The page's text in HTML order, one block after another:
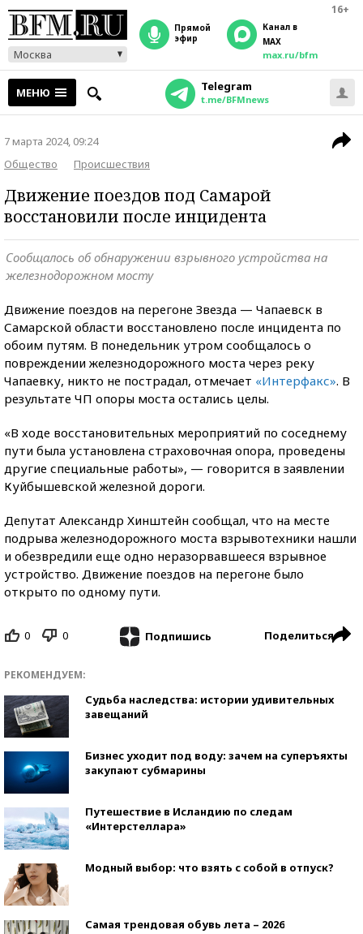
16+
Москва
прямой
эфир
Канал в
MAX
max.ru/bfm
МЕНЮ Telegram
t.me/BFMnews
7 марта 2024, 09:24
Общество
Происшествия
Движение поездов под Самарой
восстановили после инцидента
Сообщалось об обнаружении взрывного устройства на
железнодорожном мосту
Движение поездов на перегоне Звезда — Чапаевск в
Самарской области восстановлено после инцидента по
обоим путям. В понедельник утром сообщалось о
повреждении железнодорожного моста через реку
Чапаевку, никто не пострадал, отмечает «Интерфакс». В
результате ЧП опоры моста остались целы.
«В ходе восстановительных мероприятий по соседнему
пути была установлена страховочная опора, проведены
другие специальные работы», — говорится в заявлении
Куйбышевской железной дороги.
Депутат Александр Хинштейн сообщал, что на месте
подрыва железнодорожного моста взрывотехники нашли
и обезвредили еще одно неразорвавшееся взрывное
устройство. Движение поездов на перегоне было
открыто по одному пути.
0 0 Подпишись Поделиться
РЕКОМЕНДУЕМ:
Судьба наследства: истории удивительных
завещаний
Бизнес уходит под воду: зачем на суперъяхты
закупают субмарины
Путешествие в Исландию по следам
«Интерстеллара»
Модный выбор: что взять с собой в отпуск?
Самая трендовая обувь лета – 2026